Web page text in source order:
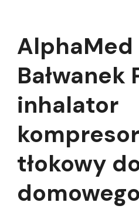
Bałwanek
inhalator
tłokowy